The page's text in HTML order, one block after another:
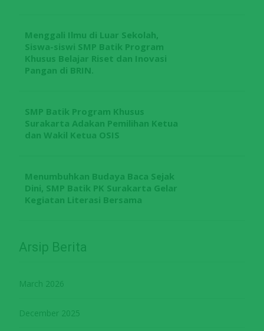
Menggali Ilmu di Luar Sekolah,
Siswa-siswi SMP Batik Program
Khusus Belajar Riset dan Inovasi
Pangan di BRIN.
SMP Batik Program Khusus
Surakarta Adakan Pemilihan Ketua
dan Wakil Ketua OSIS
Menumbuhkan Budaya Baca Sejak
Dini, SMP Batik PK Surakarta Gelar
Kegiatan Literasi Bersama
Arsip Berita
March 2026
December 2025